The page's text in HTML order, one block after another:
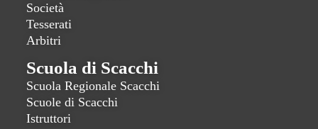
Società
Tesserati
Arbitri
Scuola di Scacchi
Scuola Regionale Scacchi
Scuole di Scacchi
Istruttori